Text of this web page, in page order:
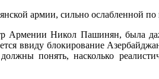
армии, сильно ослабленной
Армении Никол Пашинян, была
ввиду блокирование
понять, насколько